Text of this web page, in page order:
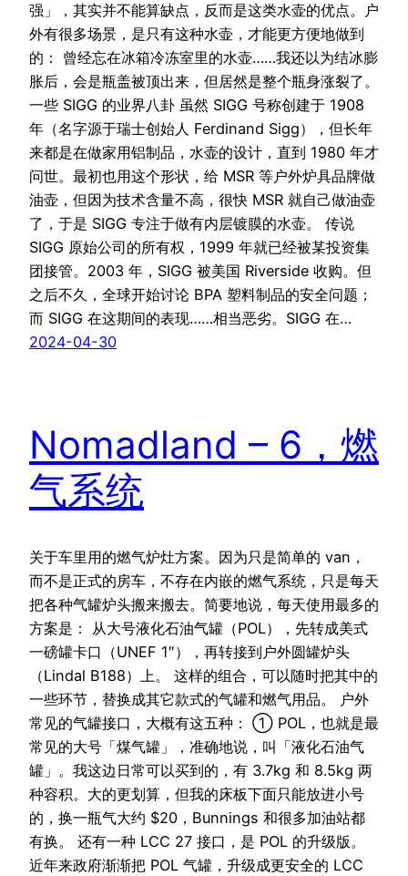
强」，其实并不能算缺点，反而是这类水壶的优点。户
外有很多场景，是只有这种水壶，才能更方便地做到
的： 曾经忘在冰箱冷冻室里的水壶……我还以为结冰膨
胀后，会是瓶盖被顶出来，但居然是整个瓶身涨裂了。
一些 SIGG 的业界八卦 虽然 SIGG 号称创建于 1908
年（名字源于瑞士创始人 Ferdinand Sigg），但长年
来都是在做家用铝制品，水壶的设计，直到 1980 年才
问世。最初也用这个形状，给 MSR 等户外炉具品牌做
油壶，但因为技术含量不高，很快 MSR 就自己做油壶
了，于是 SIGG 专注于做有内层镀膜的水壶。 传说
SIGG 原始公司的所有权，1999 年就已经被某投资集
团接管。2003 年，SIGG 被美国 Riverside 收购。但
之后不久，全球开始讨论 BPA 塑料制品的安全问题；
而 SIGG 在这期间的表现……相当恶劣。SIGG 在…
2024-04-30
Nomadland – 6，燃
气系统
关于车里用的燃气炉灶方案。因为只是简单的 van，
而不是正式的房车，不存在内嵌的燃气系统，只是每天
把各种气罐炉头搬来搬去。简要地说，每天使用最多的
方案是： 从大号液化石油气罐（POL），先转成美式
一磅罐卡口（UNEF 1″），再转接到户外圆罐炉头
（Lindal B188）上。 这样的组合，可以随时把其中的
一些环节，替换成其它款式的气罐和燃气用品。 户外
常见的气罐接口，大概有这五种： ① POL，也就是最
常见的大号「煤气罐」，准确地说，叫「液化石油气
罐」。我这边日常可以买到的，有 3.7kg 和 8.5kg 两
种容积。大的更划算，但我的床板下面只能放进小号
的，换一瓶气大约 $20，Bunnings 和很多加油站都
有换。 还有一种 LCC 27 接口，是 POL 的升级版。
近年来政府渐渐把 POL 气罐，升级成更安全的 LCC